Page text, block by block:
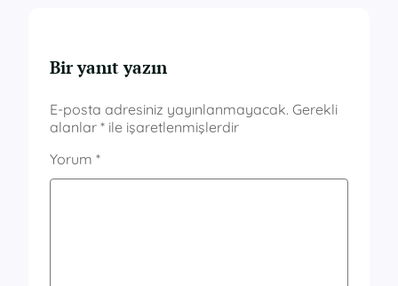
Bir yanıt yazın
E-posta adresiniz yayınlanmayacak. Gerekli
alanlar * ile işaretlenmişlerdir
Yorum *